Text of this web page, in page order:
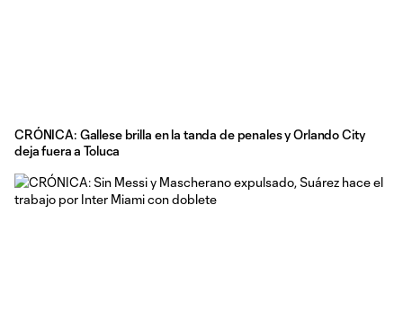
CRÓNICA: Gallese brilla en la tanda de penales y Orlando City
deja fuera a Toluca